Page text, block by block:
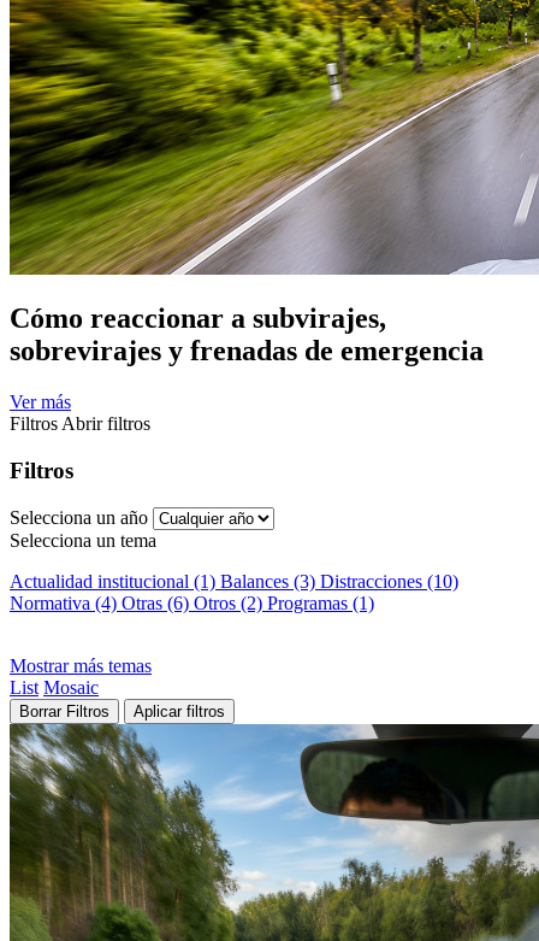
Cómo reaccionar a subvirajes,
sobrevirajes y frenadas de emergencia
Ver más
Filtros Abrir filtros
Filtros
Selecciona un año
Selecciona un tema
Actualidad institucional (1) Balances (3) Distracciones (10)
Normativa (4) Otras (6) Otros (2) Programas (1)
Mostrar más temas
List Mosaic
Borrar Filtros Aplicar filtros